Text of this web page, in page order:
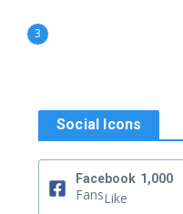
3
Social Icons
Facebook 1,000
FansLike